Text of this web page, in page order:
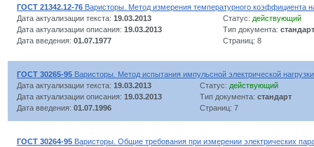
ГОСТ 21342.12-76 Варисторы. Метод измерения температурного коэффициента
Дата актуализации текста: 19.03.2013 Статус: действующий
Дата актуализации описания: 19.03.2013 Тип документа: стандарт
Дата введения: 01.07.1977 Страниц: 8
ГОСТ 30265-95 Варисторы. Метод испытания импульсной электрической нагрузки
Дата актуализации текста: 19.03.2013 Статус: действующий
Дата актуализации описания: 19.03.2013 Тип документа: стандарт
Дата введения: 01.07.1996 Страниц: 7
ГОСТ 30264-95 Варисторы. Общие требования при измерении электрических